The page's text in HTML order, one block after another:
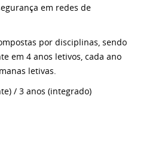
em redes de
por disciplinas, sendo
em 4 anos letivos, cada ano
letivas.
/ 3 anos (integrado)